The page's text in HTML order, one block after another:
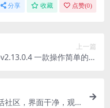
分享 收藏 点赞(0)
上一篇
一款操作简单的全
社区，界面干净，观